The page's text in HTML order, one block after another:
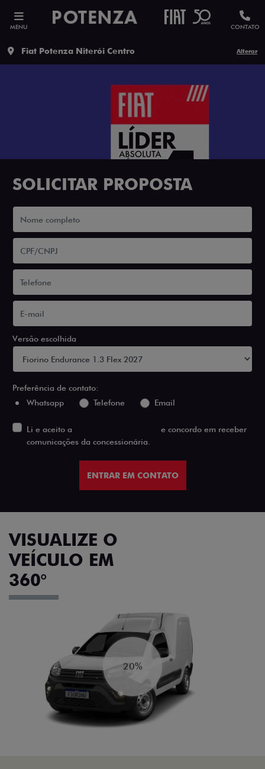
MENU CONTATO
Fiat Potenza Niterói Centro Alterar
SOLICITAR PROPOSTA
Versão escolhida
Preferência de contato:
Whatsapp
Telefone Email
Li e aceito a
e concordo em receber
comunicações da concessionária.
ENTRAR EM CONTATO
VISUALIZE O
VEÍCULO EM
360°
20%